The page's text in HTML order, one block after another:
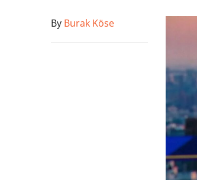
By Burak Köse